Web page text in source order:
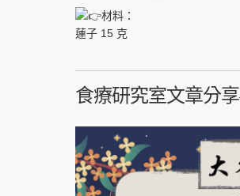
材料：
蓮子 15 克
山藥 15 克
枸杞 15 克
1. 將蓮子、茯苓、山藥、枸杞放
2. 加入500毫升的清水，以小火
功效：
補益氣血，主治氣血虛弱、神疲
食療研究室文章分